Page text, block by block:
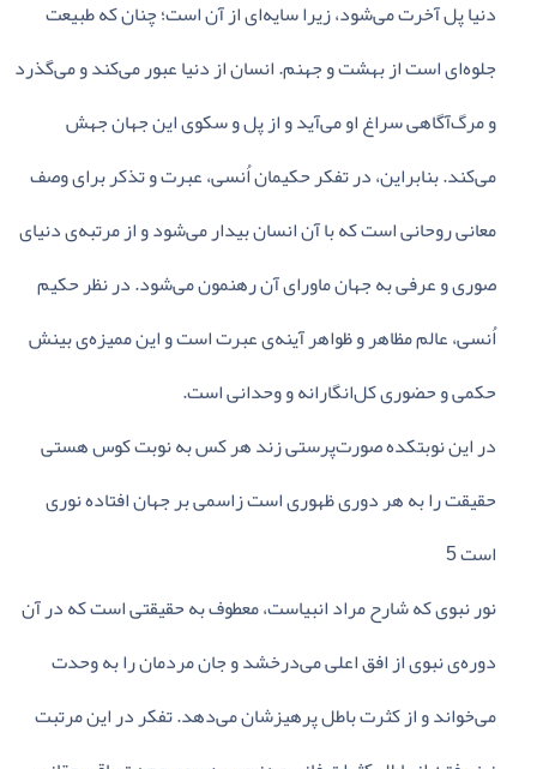
دنیا پل‌ آخرت‌ می‌شود، زیرا سایه‌ای‌ از آن‌ است‌؛ چنان‌ که‌ طبیعت‌
جلوه‌ای‌ است‌ از بهشت‌ و جهنم‌. انسان‌ از دنیا عبور می‌کند و می‌گذرد
و مرگ‌آگاهی‌ سراغ‌ او می‌آید و از پل‌ و سکوی‌ این‌ جهان‌ جهش‌
می‌کند. بنابراین‌، در تفکر حکیمان‌ اُنسی‌، عبرت‌ و تذکر برای‌ وصف‌
معانی‌ روحانی‌ است‌ که‌ با آن‌ انسان‌ بیدار می‌شود و از مرتبه‌ی‌ دنیای‌
صوری‌ و عرفی‌ به‌ جهان‌ ماورای‌ آن‌ رهنمون‌ می‌شود. در نظر حکیم‌
اُنسی‌، عالم‌ مظاهر و ظواهر آینه‌ی‌ عبرت‌ است‌ و این‌ ممیزه‌ی‌ بینش‌
حکمی‌ و حضوری‌ کل‌انگارانه‌ و وحدانی‌ است‌.
در این‌ نوبتکده‌ صورت‌پرستی‌ زند هر کس‌ به‌ نوبت‌ کوس‌ هستی‌
حقیقت‌ را به‌ هر دوری‌ ظهوری‌ است‌ زاسمی‌ بر جهان‌ افتاده‌ نوری‌
است‌ 5
نور نبوی‌ که‌ شارح‌ مراد انبیاست‌، معطوف‌ به‌ حقیقتی‌ است‌ که‌ در آن‌
دوره‌ی‌ نبوی‌ از افق‌ اعلی‌ می‌درخشد و جان‌ مردمان‌ را به‌ وحدت‌
می‌خواند و از کثرت‌ باطل‌ پرهیزشان‌ می‌دهد. تفکر در این‌ مرتبت‌